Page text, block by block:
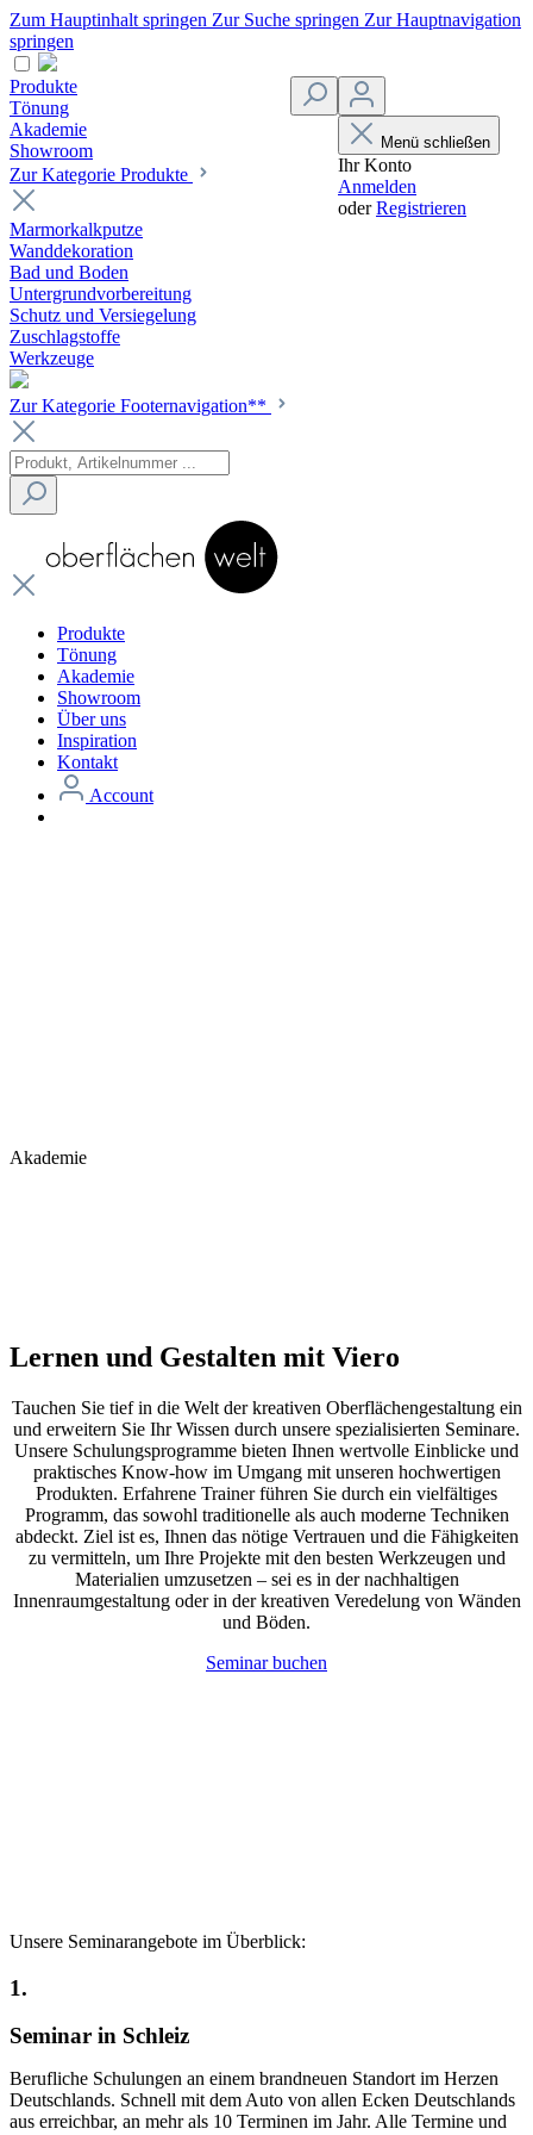
Zum Hauptinhalt springen Zur Suche springen Zur Hauptnavigation
springen
Produkte
Tönung
Akademie
Showroom
Zur Kategorie Produkte
Marmorkalkputze
Wanddekoration
Bad und Boden
Untergrundvorbereitung
Schutz und Versiegelung
Zuschlagstoffe
Werkzeuge
Zur Kategorie Footernavigation**
Menü schließen
Ihr Konto
Anmelden
oderRegistrieren
Produkte
Tönung
Akademie
Showroom
Über uns
Inspiration
Kontakt
Account
Akademie
Lernen und Gestalten mit Viero
Tauchen Sie tief in die Welt der kreativen Oberflächengestaltung ein
und erweitern Sie Ihr Wissen durch unsere spezialisierten Seminare.
Unsere Schulungsprogramme bieten Ihnen wertvolle Einblicke und
praktisches Know-how im Umgang mit unseren hochwertigen
Produkten. Erfahrene Trainer führen Sie durch ein vielfältiges
Programm, das sowohl traditionelle als auch moderne Techniken
abdeckt. Ziel ist es, Ihnen das nötige Vertrauen und die Fähigkeiten
zu vermitteln, um Ihre Projekte mit den besten Werkzeugen und
Materialien umzusetzen – sei es in der nachhaltigen
Innenraumgestaltung oder in der kreativen Veredelung von Wänden
und Böden.
Seminar buchen
Unsere Seminarangebote im Überblick:
1.
Seminar in Schleiz
Berufliche Schulungen an einem brandneuen Standort im Herzen
Deutschlands. Schnell mit dem Auto von allen Ecken Deutschlands
aus erreichbar, an mehr als 10 Terminen im Jahr. Alle Termine und